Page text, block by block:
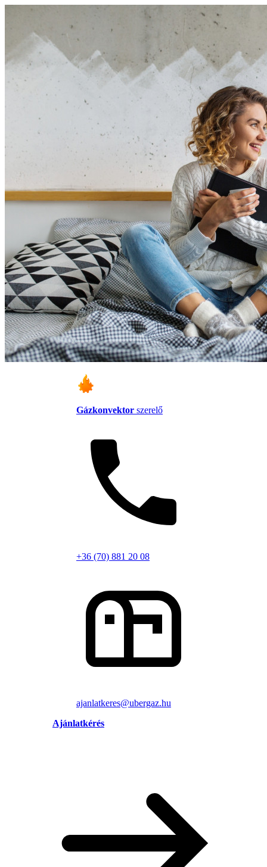
Gázkonvektor szerelő
+36 (70) 881 20 08
ajanlatkeres@ubergaz.hu
Ajánlatkérés